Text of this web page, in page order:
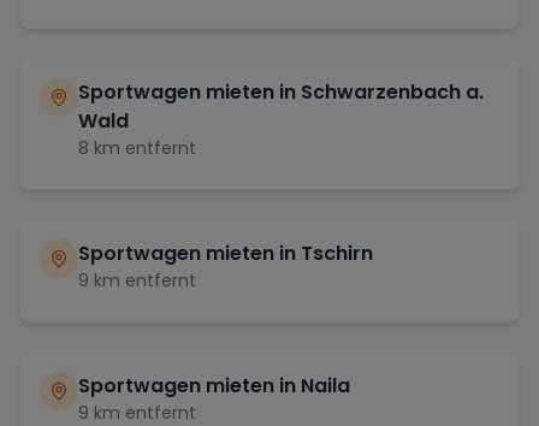
Sportwagen mieten in Schwarzenbach a.
Wald
8 km entfernt
Sportwagen mieten in Tschirn
9 km entfernt
Sportwagen mieten in Naila
9 km entfernt